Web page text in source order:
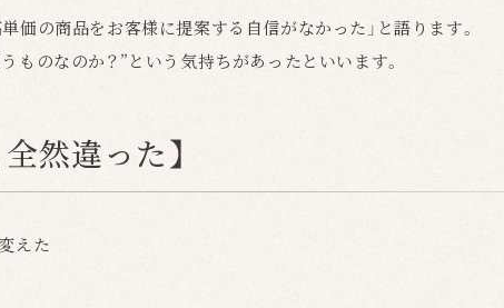
価の商品をお客様に提案する自信がなかった」と語ります。
ものなのか？”という気持ちがあったといいます。
然違った】
えた